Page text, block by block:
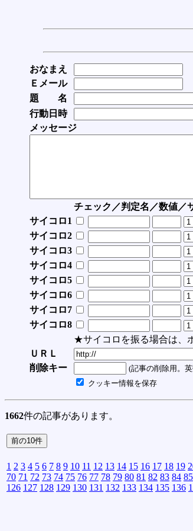
おなまえ
Ｅメール
題 名
行動日時
メッセージ
チェック／判定名／数値／
サイコロ1
サイコロ2
サイコロ3
サイコロ4
サイコロ5
サイコロ6
サイコロ7
サイコロ8
★サイコロを振る場合は、
ＵＲＬ
削除キー
(記事の削除用。
クッキー情報を保存
1662件の記事があります。
1 2 3 4 5 6 7 8 9 10 11 12 13 14 15 16 17 18 19
70 71 72 73 74 75 76 77 78 79 80 81 82 83 84 85
126 127 128 129 130 131 132 133 134 135 136